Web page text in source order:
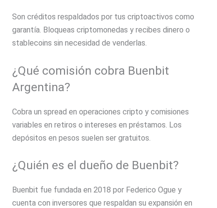
Son créditos respaldados por tus criptoactivos como
garantía. Bloqueas criptomonedas y recibes dinero o
stablecoins sin necesidad de venderlas.
¿Qué comisión cobra Buenbit
Argentina?
Cobra un spread en operaciones cripto y comisiones
variables en retiros o intereses en préstamos. Los
depósitos en pesos suelen ser gratuitos.
¿Quién es el dueño de Buenbit?
Buenbit fue fundada en 2018 por Federico Ogue y
cuenta con inversores que respaldan su expansión en